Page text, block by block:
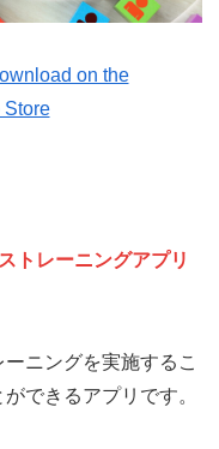
トレーニングアプリ
ニングを実施するこ
できるアプリです。